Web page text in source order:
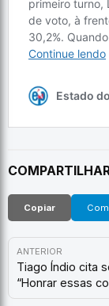
Copiar
ANTERIOR
Tiago Índio cita
“Honrar essas